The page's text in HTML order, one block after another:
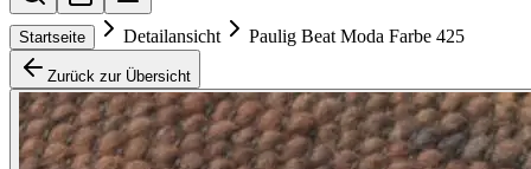
Startseite Detailansicht Paulig Beat Moda Farbe 425
Zurück zur Übersicht